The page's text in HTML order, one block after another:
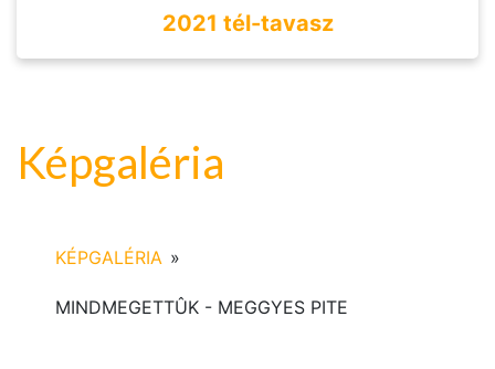
2021 tél-tavasz
Képgaléria
KÉPGALÉRIA »
MINDMEGETTÛK - MEGGYES PITE